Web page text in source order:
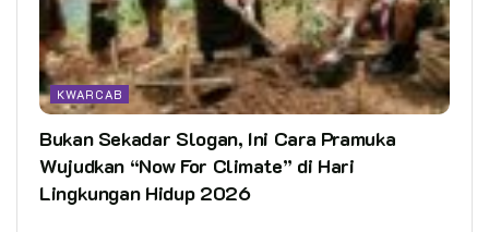
KWARCAB
Bukan Sekadar Slogan, Ini Cara Pramuka
Wujudkan “Now For Climate” di Hari
Lingkungan Hidup 2026